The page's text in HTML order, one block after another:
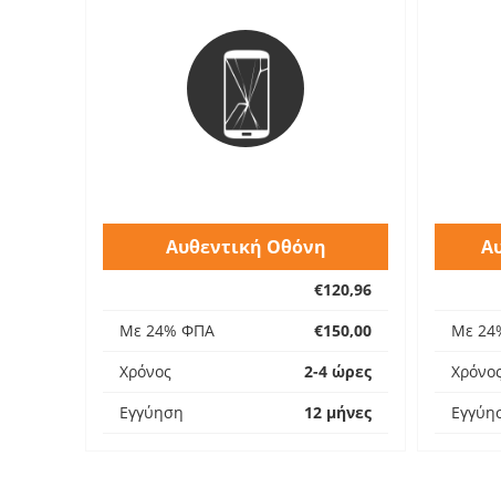
Αυθεντική Οθόνη
€120,96
Με 24% ΦΠΑ
€150,00
Χρόνος
2-4 ώρες
Εγγύηση
12 μήνες
Με